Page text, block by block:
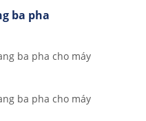
ba pha
ba pha cho máy
ba pha cho máy